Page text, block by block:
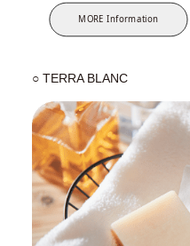
MORE Information
○ TERRA BLANC